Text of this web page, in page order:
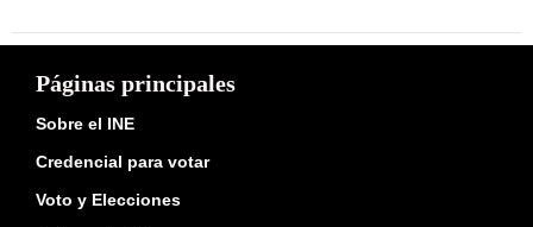
Páginas principales
Sobre el INE
Credencial para votar
Voto y Elecciones